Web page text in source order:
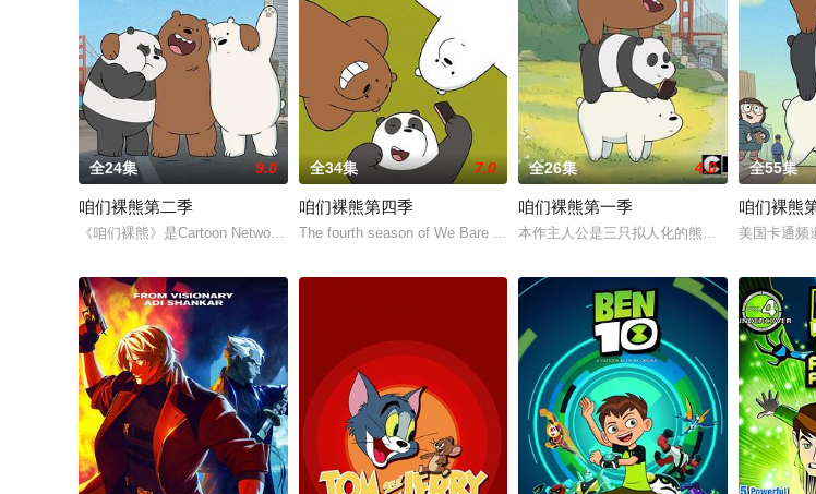
全24集 9.0
咱们裸熊第二季
《咱们裸熊》是Cartoon Network于2015年7月推出的电视卡通，改编自Daniel Chong创作的网络漫画《The
全34集 7.0
咱们裸熊第四季
The fourth season of We Bare Bears. Season 4 premiered on July 30
全26集 4.0
咱们裸熊第一季
本作主人公是三只拟人化的熊，分别是热血灰
全55集
咱们裸熊
美国卡通频